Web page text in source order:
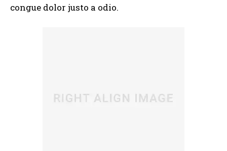
congue dolor justo a odio.